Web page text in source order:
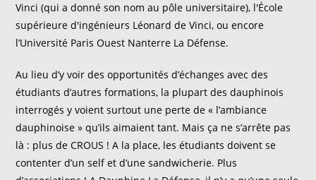
Vinci (qui a donné son nom au pôle universitaire), l'École
supérieure d'ingénieurs Léonard de Vinci, ou encore
l’Université Paris Ouest Nanterre La Défense.
Au lieu d’y voir des opportunités d’échanges avec des
étudiants d’autres formations, la plupart des dauphinois
interrogés y voient surtout une perte de « l’ambiance
dauphinoise » qu’ils aimaient tant. Mais ça ne s’arrête pas
là : plus de CROUS ! A la place, les étudiants doivent se
contenter d’un self et d’une sandwicherie. Plus